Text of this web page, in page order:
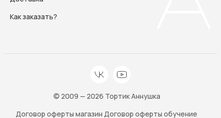
Как заказать?
© 2009 — 2026 Тортик Аннушка
Договор оферты магазин Договор оферты обучение